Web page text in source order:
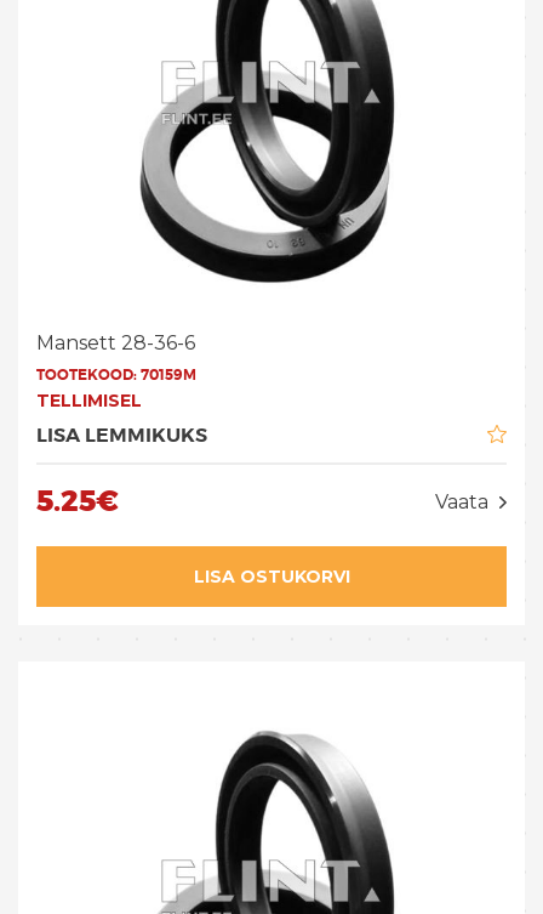
Mansett 28-36-6
TOOTEKOOD:70159M
TELLIMISEL
LISA LEMMIKUKS
5.25€ Vaata
LISA OSTUKORVI